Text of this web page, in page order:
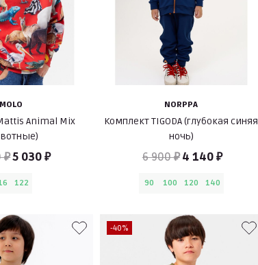
MOLO
Animal Mix
₽5 030 ₽
122
NORPPA
Комплект TIGODA (глубокая синяя
ночь)
6 900 ₽ 4 140 ₽
90 100 120 140
-40%